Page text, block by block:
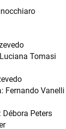
Tomasi
Fernando Vanelli
Peters